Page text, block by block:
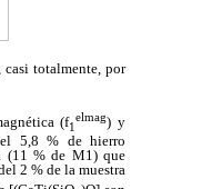
casi totalmente, por
(f1
elmag) y
5,8 % de hierro
(11 % de M1) que
2 % de la muestra